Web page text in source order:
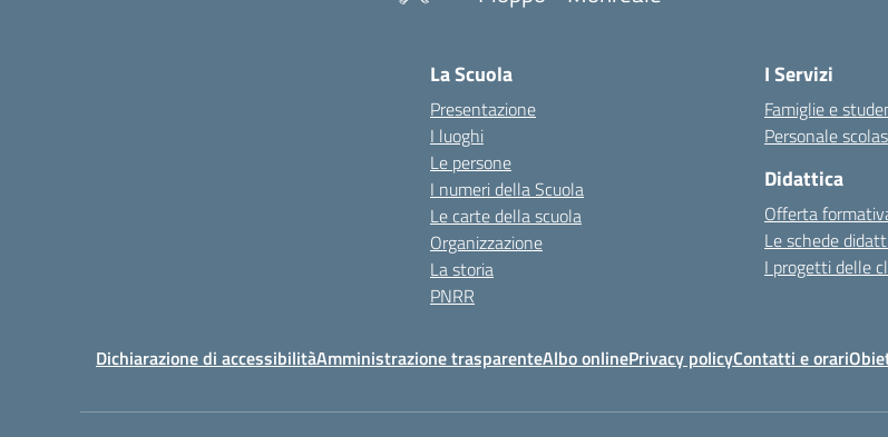
La Scuola
Presentazione
I luoghi
Le persone
I numeri della Scuola
Le carte della scuola
Organizzazione
La storia
PNRR
I Servizi
Famiglie e
Personale
Didattica
Offerta
Le schede
I progetti delle
Dichiarazione di accessibilitàAmministrazione trasparenteAlbo onlinePrivacy policyContatti e orari